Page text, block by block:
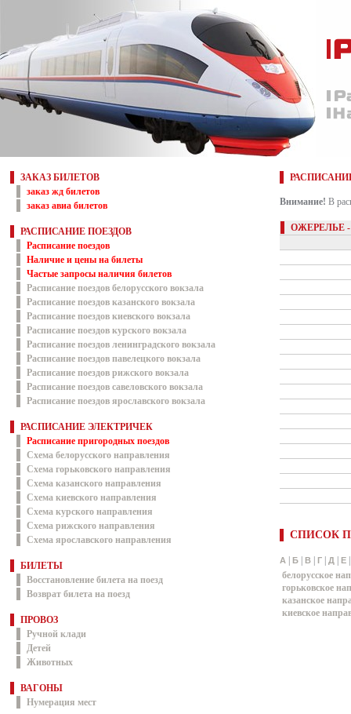
ЗАКАЗ БИЛЕТОВ
заказ жд билетов
заказ авиа билетов
РАСПИСАНИЕ ПОЕЗДОВ
Расписание поездов
Наличие и цены на билеты
Частые запросы наличия билетов
Расписание поездов белорусского вокзала
Расписание поездов казанского вокзала
Расписание поездов киевского вокзала
Расписание поездов курского вокзала
Расписание поездов ленинградского вокзала
Расписание поездов павелецкого вокзала
Расписание поездов рижского вокзала
Расписание поездов савеловского вокзала
Расписание поездов ярославского вокзала
РАСПИСАНИЕ ЭЛЕКТРИЧЕК
Расписание пригородных поездов
Схема белорусского направления
Схема горьковского направления
Схема казанского направления
Схема киевского направления
Схема курского направления
Схема рижского направления
Схема ярославского направления
БИЛЕТЫ
Восстановление билета на поезд
Возврат билета на поезд
ПРОВОЗ
Ручной клади
Детей
Животных
ВАГОНЫ
Нумерация мест
Внимание! В
ОЖЕРЕЛЬЕ
СПИСОК
А Б В Г Д Е
белорусское
горьковское
казанское
киевское